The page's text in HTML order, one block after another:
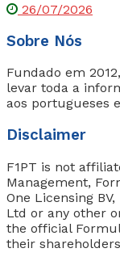
26/07/2026
Sobre Nós
Fundado em
levar toda a
aos portugueses
Disclaimer
F1PT is not
Management,
One Licensing
Ltd or any other
the official
their